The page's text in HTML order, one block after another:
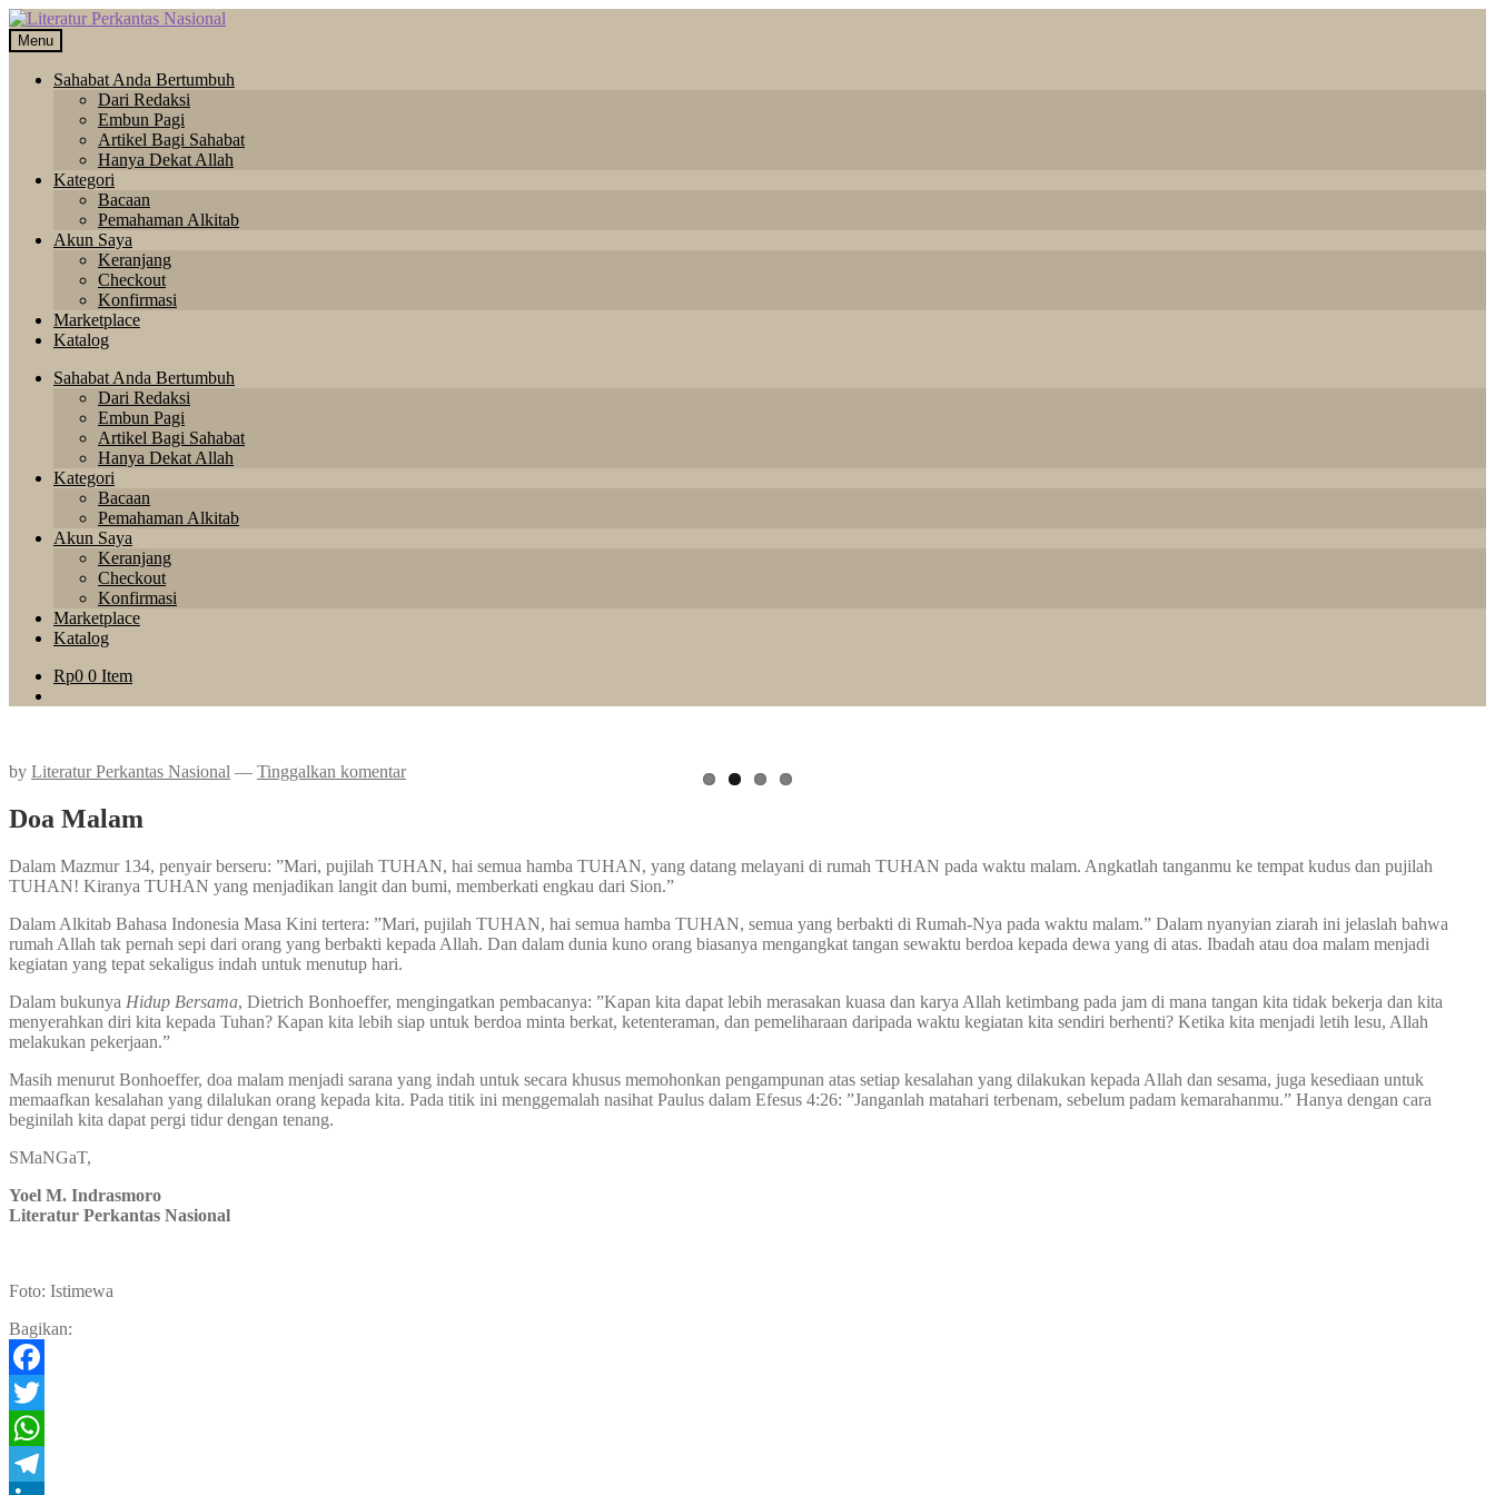
Skip
to
navigation
Langsung
ke
isi
Menu
Sahabat Anda Bertumbuh
Dari Redaksi
Embun Pagi
Artikel Bagi Sahabat
Hanya Dekat Allah
Kategori
Bacaan
Pemahaman Alkitab
Akun Saya
Keranjang
Checkout
Konfirmasi
Marketplace
Katalog
Sahabat Anda Bertumbuh
Dari Redaksi
Embun Pagi
Artikel Bagi Sahabat
Hanya Dekat Allah
Kategori
Bacaan
Pemahaman Alkitab
Akun Saya
Keranjang
Checkout
Konfirmasi
Marketplace
Katalog
Rp0 0 Item
by Literatur Perkantas Nasional — Tinggalkan komentar
Doa Malam
Dalam Mazmur 134, penyair berseru: ”Mari, pujilah TUHAN, hai semua hamba TUHAN, yang datang melayani di rumah TUHAN pada waktu malam. Angkatlah tanganmu ke tempat kudus dan pujilah
TUHAN! Kiranya TUHAN yang menjadikan langit dan bumi, memberkati engkau dari Sion.”
Dalam Alkitab Bahasa Indonesia Masa Kini tertera: ”Mari, pujilah TUHAN, hai semua hamba TUHAN, semua yang berbakti di Rumah-Nya pada waktu malam.” Dalam nyanyian ziarah ini jelaslah bahwa
rumah Allah tak pernah sepi dari orang yang berbakti kepada Allah. Dan dalam dunia kuno orang biasanya mengangkat tangan sewaktu berdoa kepada dewa yang di atas. Ibadah atau doa malam menjadi
kegiatan yang tepat sekaligus indah untuk menutup hari.
Dalam bukunya Hidup Bersama, Dietrich Bonhoeffer, mengingatkan pembacanya: ”Kapan kita dapat lebih merasakan kuasa dan karya Allah ketimbang pada jam di mana tangan kita tidak bekerja dan kita
menyerahkan diri kita kepada Tuhan? Kapan kita lebih siap untuk berdoa minta berkat, ketenteraman, dan pemeliharaan daripada waktu kegiatan kita sendiri berhenti? Ketika kita menjadi letih lesu, Allah
melakukan pekerjaan.”
Masih menurut Bonhoeffer, doa malam menjadi sarana yang indah untuk secara khusus memohonkan pengampunan atas setiap kesalahan yang dilakukan kepada Allah dan sesama, juga kesediaan untuk
memaafkan kesalahan yang dilalukan orang kepada kita. Pada titik ini menggemalah nasihat Paulus dalam Efesus 4:26: ”Janganlah matahari terbenam, sebelum padam kemarahanmu.” Hanya dengan cara
beginilah kita dapat pergi tidur dengan tenang.
SMaNGaT,
Yoel M. Indrasmoro
Literatur Perkantas Nasional
Foto: Istimewa
Bagikan:
Facebook
Twitter
WhatsApp